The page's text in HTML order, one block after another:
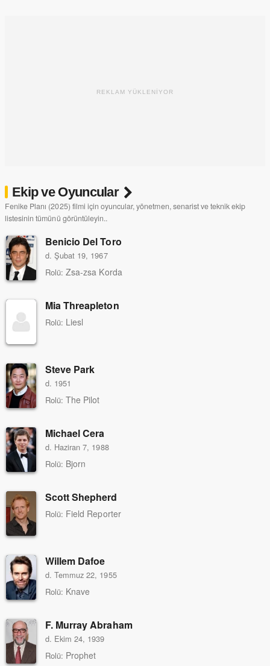
REKLAM YÜKLENİYOR
Ekip ve Oyuncular
Fenike Planı (2025) filmi için oyuncular, yönetmen, senarist ve teknik ekip
listesinin tümünü görüntüleyin..
Benicio Del Toro
d. Şubat 19, 1967
Rolü: Zsa-zsa Korda
Mia Threapleton
Rolü: Liesl
Steve Park
d. 1951
Rolü: The Pilot
Michael Cera
d. Haziran 7, 1988
Rolü: Bjorn
Scott Shepherd
Rolü: Field Reporter
Willem Dafoe
d. Temmuz 22, 1955
Rolü: Knave
F. Murray Abraham
d. Ekim 24, 1939
Rolü: Prophet